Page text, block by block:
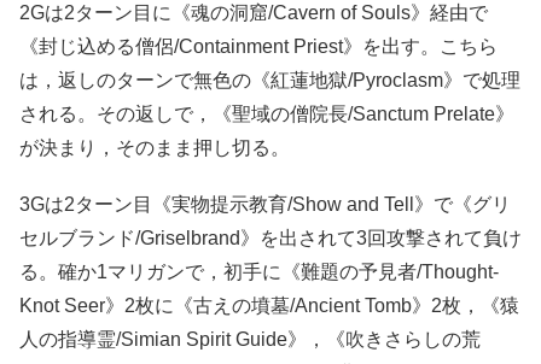
2Gは2ターン目に《魂の洞窟/Cavern of Souls》経由で
《封じ込める僧侶/Containment Priest》を出す。こちら
は，返しのターンで無色の《紅蓮地獄/Pyroclasm》で処理
される。その返しで，《聖域の僧院長/Sanctum Prelate》
が決まり，そのまま押し切る。
3Gは2ターン目《実物提示教育/Show and Tell》で《グリ
セルブランド/Griselbrand》を出されて3回攻撃されて負け
る。確か1マリガンで，初手に《難題の予見者/Thought-
Knot Seer》2枚に《古えの墳墓/Ancient Tomb》2枚，《猿
人の指導霊/Simian Spirit Guide》，《吹きさらしの荒